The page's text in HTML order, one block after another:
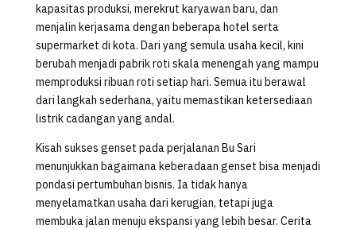
kapasitas produksi, merekrut karyawan baru, dan
menjalin kerjasama dengan beberapa hotel serta
supermarket di kota. Dari yang semula usaha kecil, kini
berubah menjadi pabrik roti skala menengah yang mampu
memproduksi ribuan roti setiap hari. Semua itu berawal
dari langkah sederhana, yaitu memastikan ketersediaan
listrik cadangan yang andal.
Kisah sukses genset pada perjalanan Bu Sari
menunjukkan bagaimana keberadaan genset bisa menjadi
pondasi pertumbuhan bisnis. Ia tidak hanya
menyelamatkan usaha dari kerugian, tetapi juga
membuka jalan menuju ekspansi yang lebih besar. Cerita